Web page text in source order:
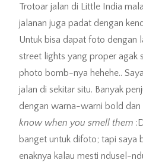
Trotoar jalan di Little India
jalanan juga padat dengan
Untuk bisa dapat foto dengan
street lights yang proper agak
photo bomb-nya hehehe..
jalan di sekitar situ. Banyak
dengan warna-warni bold dan
know when you smell them
banget untuk difoto; tapi saya
enaknya kalau mesti ndusel-